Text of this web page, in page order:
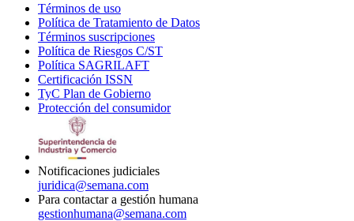
Términos de uso
in
new
window
Política de Tratamiento de Datos
Términos suscripciones
in
Política de Riesgos C/ST
Política SAGRILAFT
new
window
Certificación ISSN
in
new
TyC Plan de Gobierno
in
Protección del consumidorOpens
Notificaciones judiciales
juridica@semana.com
Para contactar a gestión humana
gestionhumana@semana.com